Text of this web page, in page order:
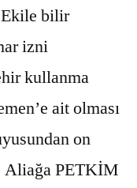
bilir
izni
kullanma
ait olması
on
Aliağa PETKİM